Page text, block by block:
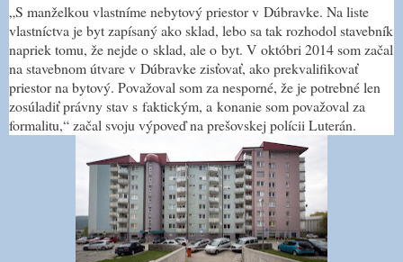
„S manželkou vlastníme nebytový priestor v Dúbravke. Na liste
vlastníctva je byt zapísaný ako sklad, lebo sa tak rozhodol stavebník
napriek tomu, že nejde o sklad, ale o byt. V októbri 2014 som začal
na stavebnom útvare v Dúbravke zisťovať, ako prekvalifikovať
priestor na bytový. Považoval som za nesporné, že je potrebné len
zosúladiť právny stav s faktickým, a konanie som považoval za
formalitu,“ začal svoju výpoveď na prešovskej polícii Luterán.